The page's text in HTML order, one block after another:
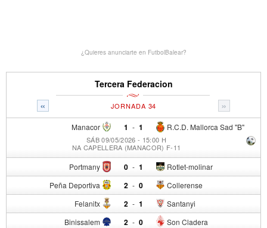
¿Quieres anunciarte en FutbolBalear?
Tercera Federacion
« »
JORNADA 34
Manacor 1 - R.C.D. Mallorca Sad "B"
1
SÁB 09/05/2026 - 15:00 H
NA CAPELLERA (MANACOR) F-11
Portmany 0 - Rotlet-molinar
1
Peña Deportiva 2 - Collerense
0
Felanitx 2 - Santanyi
1
Binissalem 2 - Son Cladera
0